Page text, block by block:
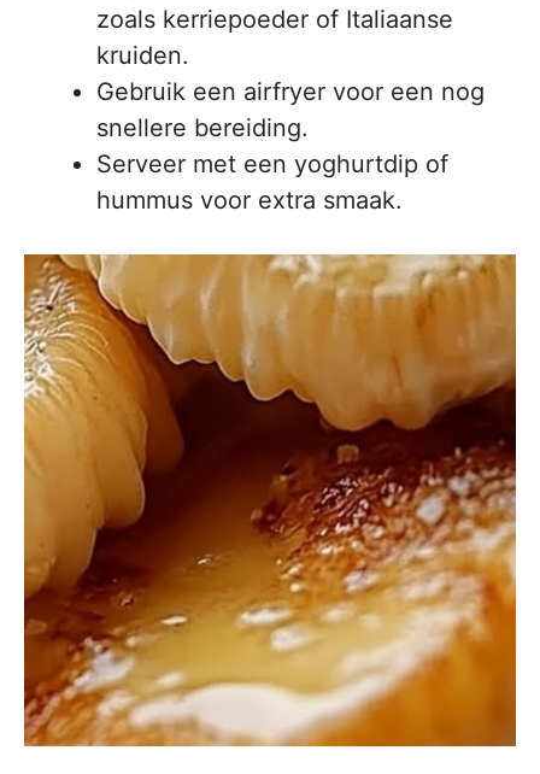
zoals kerriepoeder of Italiaanse
kruiden.
Gebruik een airfryer voor een nog
snellere bereiding.
Serveer met een yoghurtdip of
hummus voor extra smaak.